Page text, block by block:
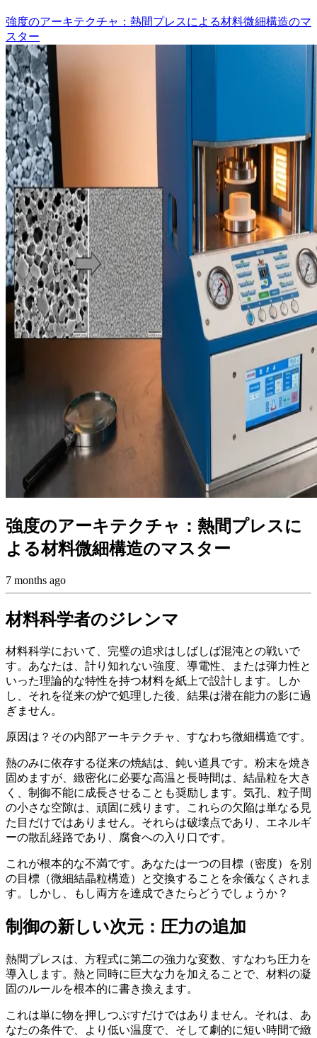
強度のアーキテクチャ：熱間プレスによる材料微細構造のマ
スター
強度のアーキテクチャ：熱間プレスに
よる材料微細構造のマスター
7 months ago
材料科学者のジレンマ
材料科学において、完璧の追求はしばしば混沌との戦いで
す。あなたは、計り知れない強度、導電性、または弾力性と
いった理論的な特性を持つ材料を紙上で設計します。しか
し、それを従来の炉で処理した後、結果は潜在能力の影に過
ぎません。
原因は？その内部アーキテクチャ、すなわち微細構造です。
熱のみに依存する従来の焼結は、鈍い道具です。粉末を焼き
固めますが、緻密化に必要な高温と長時間は、結晶粒を大き
く、制御不能に成長させることも奨励します。気孔、粒子間
の小さな空隙は、頑固に残ります。これらの欠陥は単なる見
た目だけではありません。それらは破壊点であり、エネルギ
ーの散乱経路であり、腐食への入り口です。
これが根本的な不満です。あなたは一つの目標（密度）を別
の目標（微細結晶粒構造）と交換することを余儀なくされま
す。しかし、もし両方を達成できたらどうでしょうか？
制御の新しい次元：圧力の追加
熱間プレスは、方程式に第二の強力な変数、すなわち圧力を
導入します。熱と同時に巨大な力を加えることで、材料の凝
固のルールを根本的に書き換えます。
これは単に物を押しつぶすだけではありません。それは、あ
なたの条件で、より低い温度で、そして劇的に短い時間で緻